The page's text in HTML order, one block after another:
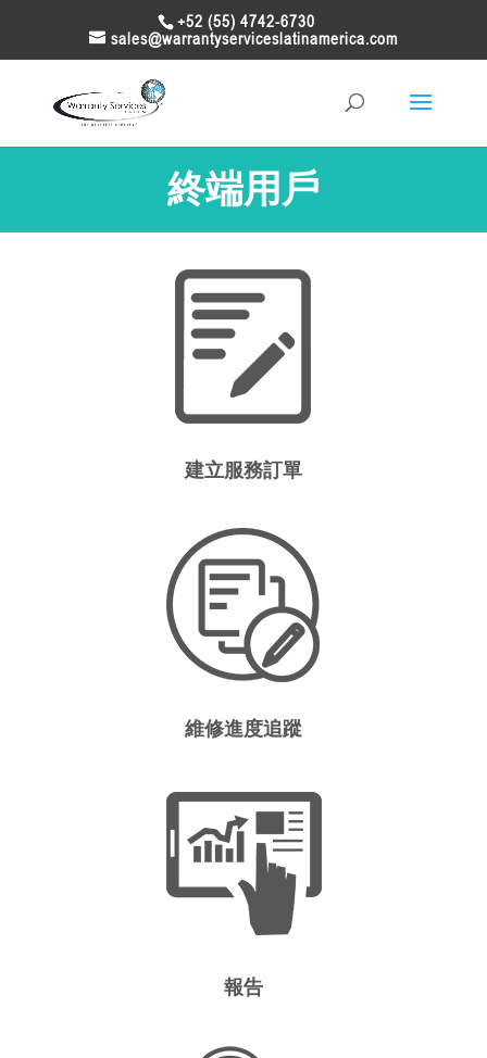
+52 (55) 4742-6730
sales@warrantyserviceslatinamerica.com
終端用戶
建立服務訂單
維修進度追蹤
報告